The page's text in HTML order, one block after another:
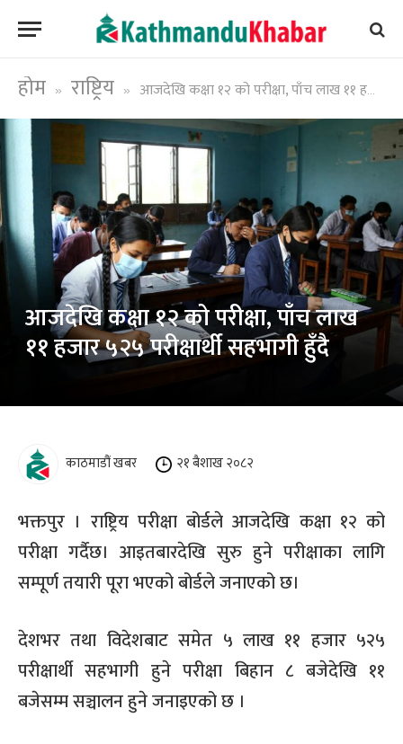
होम » राष्ट्रिय » आजदेखि कक्षा १२ को परीक्षा, पाँच लाख ११ हजार ५२५ परीक्षार्थी सहभागी हुँदै
आजदेखि कक्षा १२ को परीक्षा, पाँच लाख
११ हजार ५२५ परीक्षार्थी सहभागी हुँदै
काठमाडौं खबर २१ बैशाख २०८२
भक्तपुर । राष्ट्रिय परीक्षा बोर्डले आजदेखि कक्षा १२ को
परीक्षा गर्दैछ। आइतबारदेखि सुरु हुने परीक्षाका लागि
सम्पूर्ण तयारी पूरा भएको बोर्डले जनाएको छ।
देशभर तथा विदेशबाट समेत ५ लाख ११ हजार ५२५
परीक्षार्थी सहभागी हुने परीक्षा बिहान ८ बजेदेखि ११
बजेसम्म सञ्चालन हुने जनाइएको छ ।